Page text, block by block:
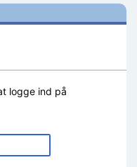
logge ind på